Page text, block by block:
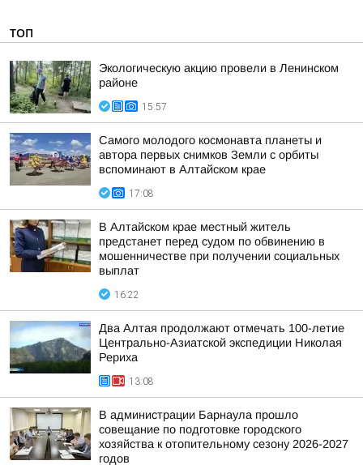
ТОП
Экологическую акцию провели в Ленинском
районе
15:57
Самого молодого космонавта планеты и
автора первых снимков Земли с орбиты
вспоминают в Алтайском крае
17:08
В Алтайском крае местный житель
предстанет перед судом по обвинению в
мошенничестве при получении социальных
выплат
16:22
Два Алтая продолжают отмечать 100-летие
Центрально-Азиатской экспедиции Николая
Рериха
13:08
В администрации Барнаула прошло
совещание по подготовке городского
хозяйства к отопительному сезону 2026-2027
годов